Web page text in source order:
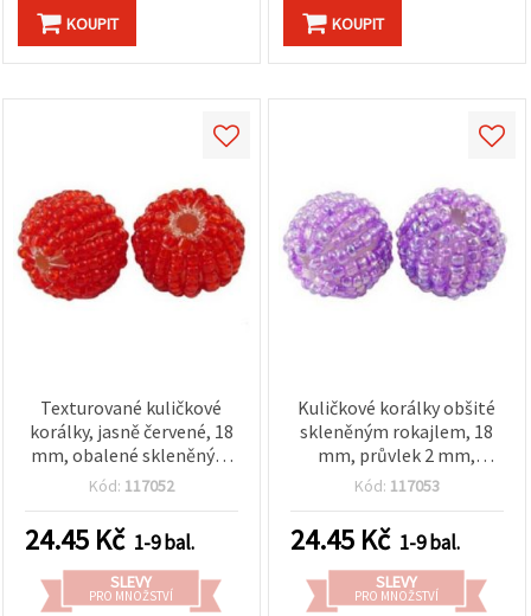
KOUPIT KOUPIT
Texturované kuličkové
korálky, jasně červené, 18
mm, obalené skleněným
rokajlem, otvor 2 mm,
Kód: 117052
24.45 Kč 1-9 bal.
SLEVY
PRO MNOŽSTVÍ
Kuličkové korálky obšité
skleněným rokajlem, 18
mm, průvlek 2 mm,
fialové, 5 ks
Kód: 117053
24.45 Kč 1-9 bal.
SLEVY
PRO MNOŽSTVÍ